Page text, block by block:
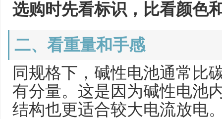
选购时先看标识，比看颜色
二、看重量和手感
同规格下，碱性电池通常比
有分量。这是因为碱性电池
结构也更适合较大电流放电